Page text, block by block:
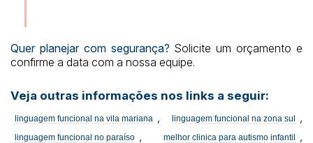
Quer planejar com segurança? Solicite um orçamento e
confirme a data com a nossa equipe.
Veja outras informações nos links a seguir:
linguagem funcional na vila mariana linguagem funcional na zona sul
linguagem funcional no paraíso melhor clinica para autismo infantil